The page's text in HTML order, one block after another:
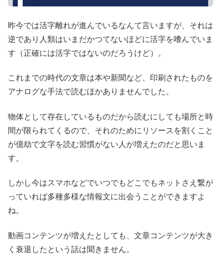
昨今では活字離れが進んでいるなんて言いますが、それは
逆であり人類はいまだかつてないほどに活字を嗜んでいま
す（正確には活字ではないのだろうけど）。
これまでの時代の文章は本や新聞など、印刷されたものを
アナログな手法で読むほかありませんでした。
物体として存在しているものだから読むにしても場所と時
間が限られてくるので、それのためにリソースを割くこと
が億劫で文字を読む習慣がない人が増えたのだと思いま
す。
しかし今はスマホなどでいつでもどこでもネットさえ繋が
っていれば多種多様な情報文に出会うことができますよ
ね。
動画コンテンツが増えたとしても、文章コンテンツが大き
く衰退したという話は聞きません。